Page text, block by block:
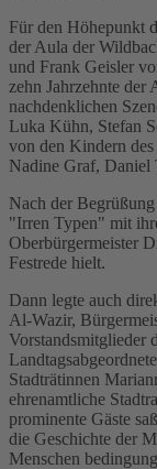
Für den Höhepunkt
der Aula der
und Frank Geisler
zehn Jahrzehnte
nachdenklichen
Luka Kühn, Stefan
von den Kindern
Nadine Graf, Daniel
Nach der
"Irren Typen" mit
Oberbürgermeister
Festrede hielt.
Dann legte auch
Al-Wazir,
Vorstandsmitglieder
Stadträtinnen
ehrenamtliche
prominente Gäste
die Geschichte der
Menschen